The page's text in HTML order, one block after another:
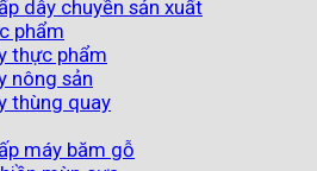
dây chuyền sản xuất
phẩm
thực phẩm
nông sản
thùng quay
máy băm gỗ